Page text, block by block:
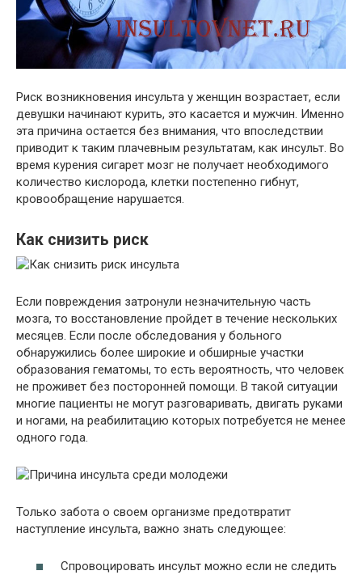
Риск возникновения инсульта у женщин возрастает, если
девушки начинают курить, это касается и мужчин. Именно
эта причина остается без внимания, что впоследствии
приводит к таким плачевным результатам, как инсульт. Во
время курения сигарет мозг не получает необходимого
количество кислорода, клетки постепенно гибнут,
кровообращение нарушается.
Как снизить риск
Если повреждения затронули незначительную часть
мозга, то восстановление пройдет в течение нескольких
месяцев. Если после обследования у больного
обнаружились более широкие и обширные участки
образования гематомы, то есть вероятность, что человек
не проживет без посторонней помощи. В такой ситуации
многие пациенты не могут разговаривать, двигать руками
и ногами, на реабилитацию которых потребуется не менее
одного года.
Только забота о своем организме предотвратит
наступление инсульта, важно знать следующее:
Спровоцировать инсульт можно если не следить